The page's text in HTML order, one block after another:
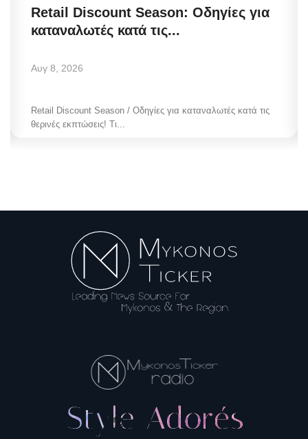
Retail Discount Season: Οδηγίες για
καταναλωτές κατά τις...
Αυγ 8, 2026
Retail Discount Season / Οδηγίες για καταναλωτές κατά τις
θερινές εκπτώσεις! Τι...